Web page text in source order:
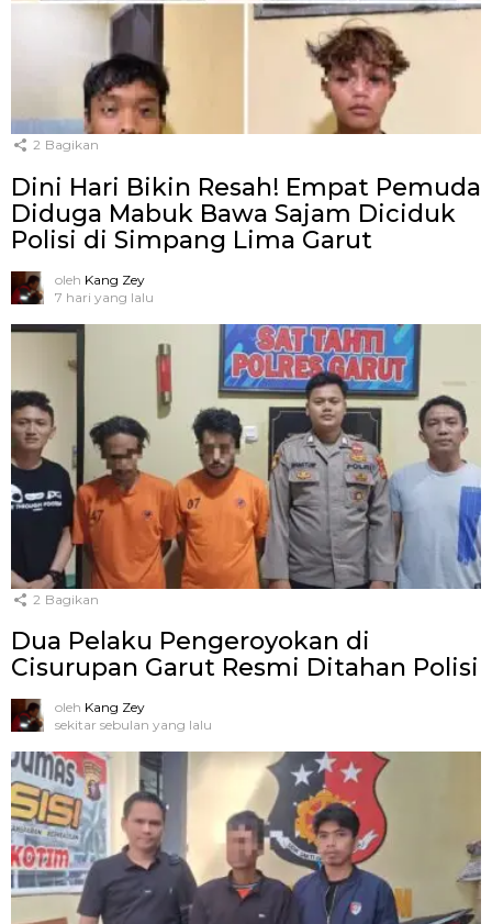
2 Bagikan
Dini Hari Bikin Resah! Empat Pemuda
Diduga Mabuk Bawa Sajam Diciduk
Polisi di Simpang Lima Garut
oleh Kang Zey
7 hari yang lalu
2 Bagikan
Dua Pelaku Pengeroyokan di
Cisurupan Garut Resmi Ditahan Polisi
oleh Kang Zey
sekitar sebulan yang lalu